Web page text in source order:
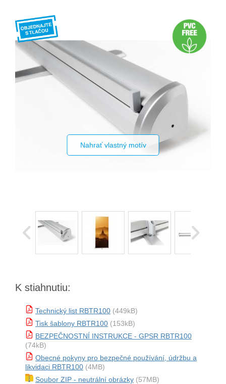
Nahrať vlastný motív
K stiahnutiu:
Technický list RBTR100 (449kB)
Tisk šablony RBTR100 (153kB)
BEZPEČNOSTNÍ INSTRUKCE - GPSR RBTR100
(74kB)
Obecné pokyny pro bezpečné používání, údržbu a
likvidaci RBTR100 (4MB)
Soubor ZIP - neutrální obrázky (57MB)